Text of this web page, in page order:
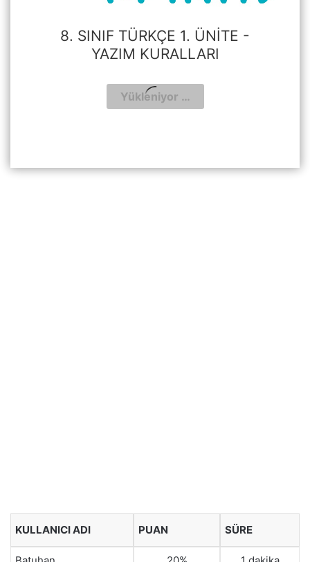
8. SINIF TÜRKÇE 1. ÜNITE -
YAZIM KURALLARI
KULLANICI ADI PUAN SÜRE